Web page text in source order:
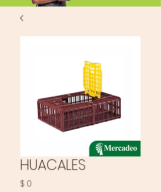
HUACALES
$ 0